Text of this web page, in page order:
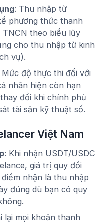
: Thu nhập từ
phương thức thanh
theo biểu lũy
cho thu nhập từ kinh
vụ).
Mức độ thực thi đối với
nhân hiện còn hạn
đổi khi chính phủ
tài sản kỹ thuật số.
Việt Nam
: Khi nhận USDT/USDC
giá trị quy đổi
nhận là thu nhập
đúng dù bạn có quy
lại mọi khoản thanh